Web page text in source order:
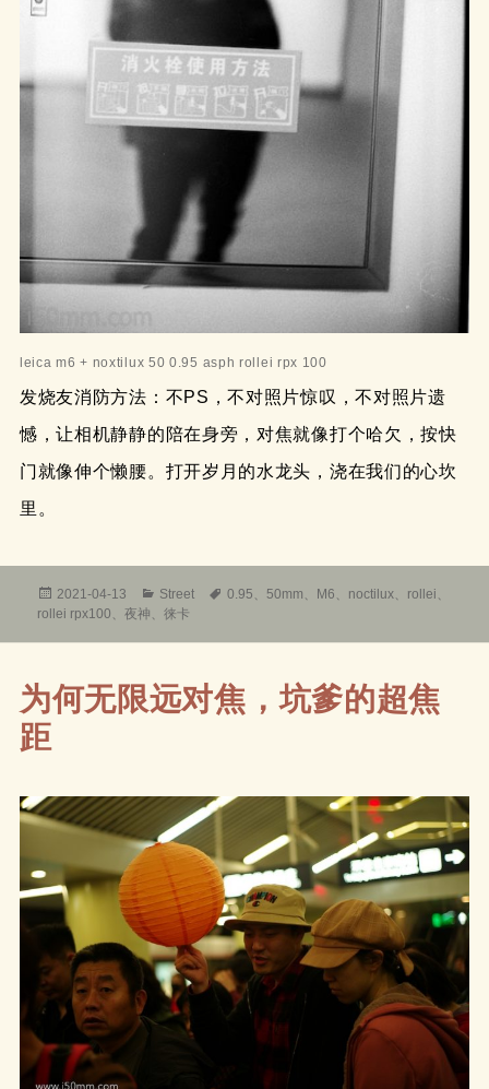
leica m6 + noxtilux 50 0.95 asph rollei rpx 100
发烧友消防方法：不PS，不对照片惊叹，不对照片遗
憾，让相机静静的陪在身旁，对焦就像打个哈欠，按快
门就像伸个懒腰。打开岁月的水龙头，浇在我们的心坎
里。
发
布
2021-04-13
分
类
Street
标
0.95 、50mm M6 noctilux rollei
rollei rpx100
、夜神 、徕卡
为何无限远对焦，坑爹的超焦
距